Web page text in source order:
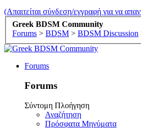
(Απαιτείται σύνδεση/εγγραφή για να
Greek BDSM Community
Forums > BDSM > BDSM Discussion
Forums
Forums
Σύντομη Πλοήγηση
Αναζήτηση
Πρόσφατα Μηνύματα